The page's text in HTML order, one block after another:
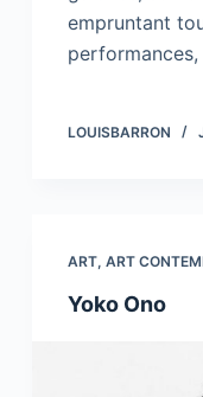
empruntant
LOUISBARRON
ART, ART
Yoko Ono